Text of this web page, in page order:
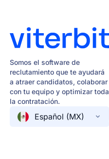
Somos el software de
reclutamiento que te ayudará
a atraer candidatos, colaborar
con tu equipo y optimizar toda
la contratación.
Español (MX)